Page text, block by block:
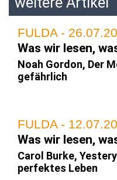
FULDA -
Was wir lesen,
Noah Gordon, Der
gefährlich
FULDA -
Was wir lesen,
Carol Burke,
perfektes Leben